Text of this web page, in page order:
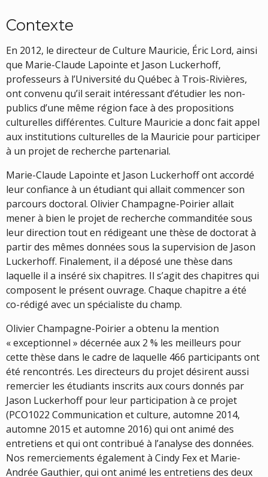
Contexte
En 2012, le directeur de Culture Mauricie, Éric Lord, ainsi
que Marie-Claude Lapointe et Jason Luckerhoff,
professeurs à l’Université du Québec à Trois-Rivières,
ont convenu qu’il serait intéressant d’étudier les non-
publics d’une même région face à des propositions
culturelles différentes. Culture Mauricie a donc fait appel
aux institutions culturelles de la Mauricie pour participer
à un projet de recherche partenarial.
Marie-Claude Lapointe et Jason Luckerhoff ont accordé
leur confiance à un étudiant qui allait commencer son
parcours doctoral. Olivier Champagne-Poirier allait
mener à bien le projet de recherche commanditée sous
leur direction tout en rédigeant une thèse de doctorat à
partir des mêmes données sous la supervision de Jason
Luckerhoff. Finalement, il a déposé une thèse dans
laquelle il a inséré six chapitres. Il s’agit des chapitres qui
composent le présent ouvrage. Chaque chapitre a été
co-rédigé avec un spécialiste du champ.
Olivier Champagne-Poirier a obtenu la mention
« exceptionnel » décernée aux 2 % les meilleurs pour
cette thèse dans le cadre de laquelle 466 participants ont
été rencontrés. Les directeurs du projet désirent aussi
remercier les étudiants inscrits aux cours donnés par
Jason Luckerhoff pour leur participation à ce projet
(PCO1022 Communication et culture, automne 2014,
automne 2015 et automne 2016) qui ont animé des
entretiens et qui ont contribué à l’analyse des données.
Nos remerciements également à Cindy Fex et Marie-
Andrée Gauthier, qui ont animé les entretiens des deux